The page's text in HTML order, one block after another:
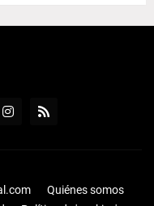
Quiénes somos